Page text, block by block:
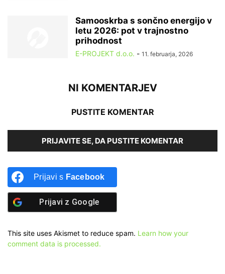
Samooskrba s sončno energijo v
letu 2026: pot v trajnostno
prihodnost
E-PROJEKT d.o.o. - 11. februarja, 2026
NI KOMENTARJEV
PUSTITE KOMENTAR
PRIJAVITE SE, DA PUSTITE KOMENTAR
Prijavi s Facebook
Prijavi z Google
This site uses Akismet to reduce spam. Learn how your
comment data is processed.